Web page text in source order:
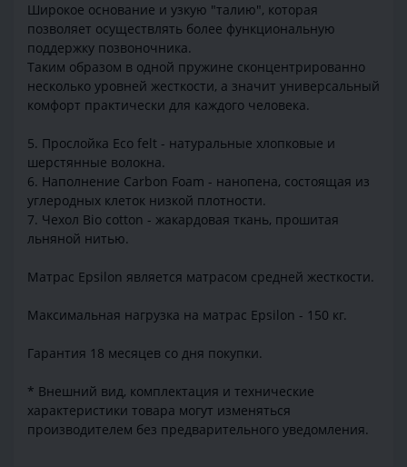
Широкое основание и узкую "талию", которая
позволяет осуществлять более функциональную
поддержку позвоночника.
Таким образом в одной пружине сконцентрированно
несколько уровней жесткости, а значит универсальный
комфорт практически для каждого человека.
5. Прослойка Eco felt - натуральные хлопковые и
шерстянные волокна.
6. Наполнение Carbon Foam - нанопена, состоящая из
углеродных клеток низкой плотности.
7. Чехол Bio cotton - жакардовая ткань, прошитая
льняной нитью.
Матрас Epsilon является матрасом средней жесткости.
Максимальная нагрузка на матрас Epsilon - 150 кг.
Гарантия 18 месяцев со дня покупки.
* Внешний вид, комплектация и технические
характеристики товара могут изменяться
производителем без предварительного уведомления.